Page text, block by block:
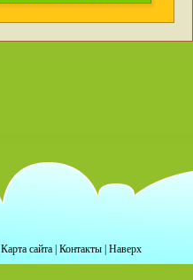
Карта сайта| Контакты| Наверх